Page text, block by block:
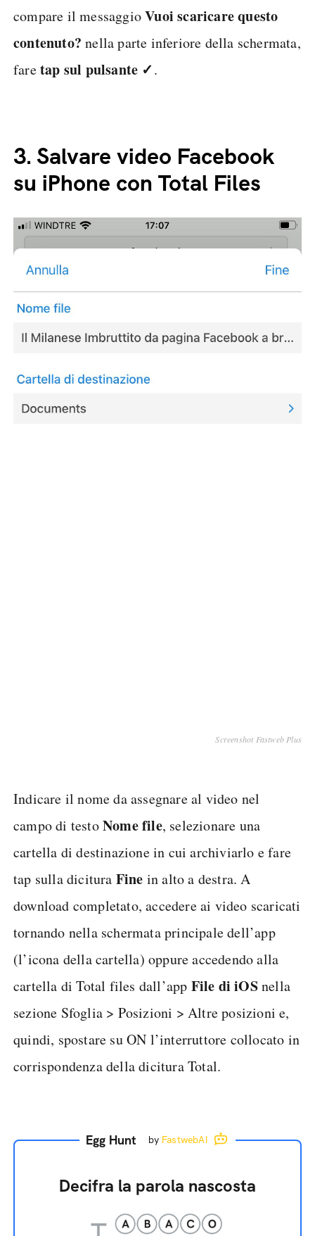
compare il messaggioVuoi scaricare questo
contenuto? nella parte inferiore della schermata,
faretap sul pulsante ✓.
3. Salvare video Facebook
su iPhone con Total Files
Screenshot Fastweb Plus
Indicare il nome da assegnare al video nel
campo di testoNome file, selezionare una
cartella di destinazione in cui archiviarlo e fare
tap sulla dicitura Fine in alto a destra. A
download completato, accedere ai video scaricati
tornando nella schermata principale dell’app
(l’icona della cartella) oppure accedendo alla
cartella di Total files dall’app File di iOSnella
sezione Sfoglia > Posizioni > Altre posizioni e,
quindi, spostare su ON l’interruttore collocato in
corrispondenza della dicitura Total.
Egg Hunt by FastwebAI
Decifra la parola nascosta